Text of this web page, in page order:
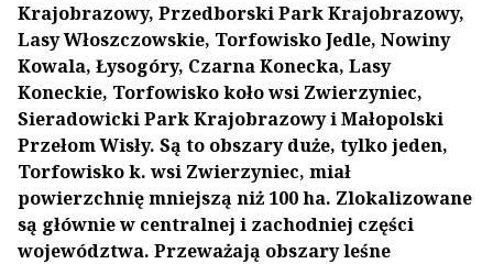
Krajobrazowy, Przedborski Park Krajobrazowy,
Lasy Włoszczowskie, Torfowisko Jedle, Nowiny
Kowala, Łysogóry, Czarna Konecka, Lasy
Koneckie, Torfowisko koło wsi Zwierzyniec,
Sieradowicki Park Krajobrazowy i Małopolski
Przełom Wisły. Są to obszary duże, tylko jeden,
Torfowisko k. wsi Zwierzyniec, miał
powierzchnię mniejszą niż 100 ha. Zlokalizowane
są głównie w centralnej i zachodniej części
województwa. Przeważają obszary leśne